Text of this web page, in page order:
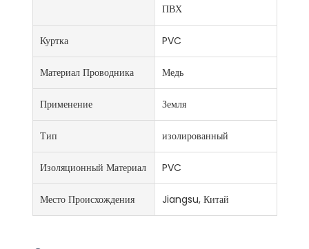
ПВХ
Куртка PVC
Материал Проводника Медь
Применение Земля
Тип изолированный
Изоляционный Материал PVC
Место Происхождения Jiangsu, Китай